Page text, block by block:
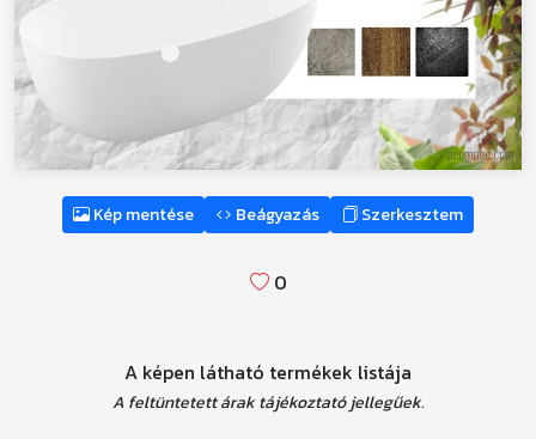
Kép mentése Beágyazás Szerkesztem
0
A képen látható termékek listája
A feltüntetett árak tájékoztató jellegűek.